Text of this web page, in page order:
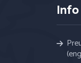
Info